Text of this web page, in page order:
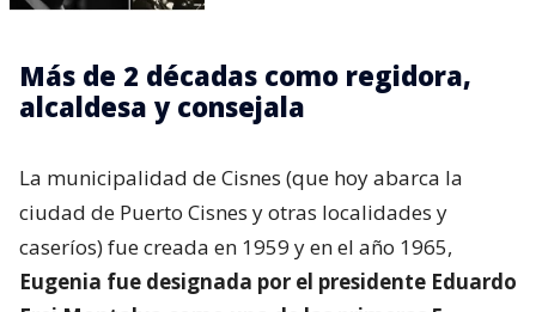
Más de 2 décadas como regidora,
alcaldesa y consejala
La municipalidad de Cisnes (que hoy abarca la
ciudad de Puerto Cisnes y otras localidades y
caseríos) fue creada en 1959 y en el año 1965,
Eugenia fue designada por el presidente Eduardo